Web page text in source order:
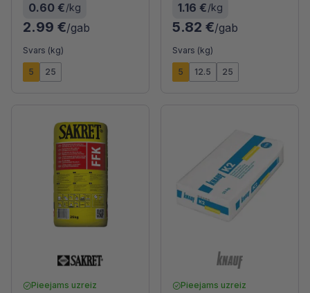
0.60 €/kg
2.99 €/gab
Svars (kg)
5 25
1.16 €/kg
5.82 €/gab
Svars (kg)
5 12.5 25
Pieejams uzreiz Pieejams uzreiz